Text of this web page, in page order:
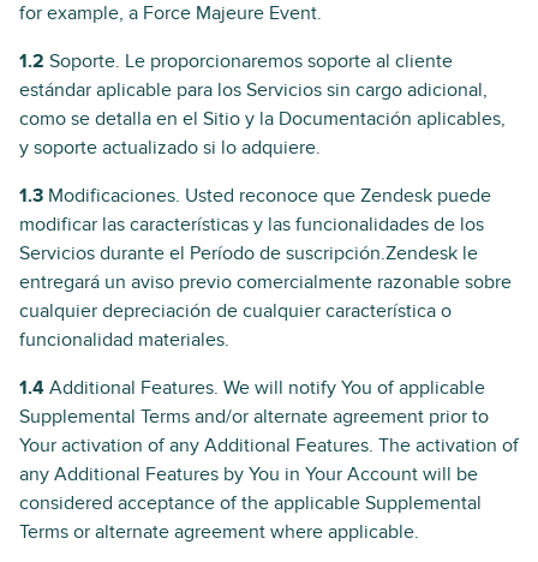
for example, a Force Majeure Event.
1.2 Soporte. Le proporcionaremos soporte al cliente
estándar aplicable para los Servicios sin cargo adicional,
como se detalla en el Sitio y la Documentación aplicables,
y soporte actualizado si lo adquiere.
1.3 Modificaciones. Usted reconoce que Zendesk puede
modificar las características y las funcionalidades de los
Servicios durante el Período de suscripción.Zendesk le
entregará un aviso previo comercialmente razonable sobre
cualquier depreciación de cualquier característica o
funcionalidad materiales.
1.4 Additional Features. We will notify You of applicable
Supplemental Terms and/or alternate agreement prior to
Your activation of any Additional Features. The activation of
any Additional Features by You in Your Account will be
considered acceptance of the applicable Supplemental
Terms or alternate agreement where applicable.